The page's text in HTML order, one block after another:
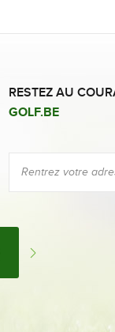
RESTEZ AU
GOLF.BE